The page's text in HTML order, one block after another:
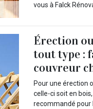
vous à Falck
Érection
tout type :
couvreur
Pour une érection
celle-ci soit en
recommandé pour